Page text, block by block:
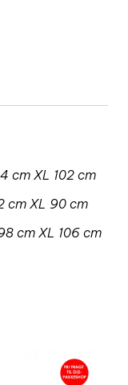
cm XL 102 cm
cm XL 90 cm
cm XL 106 cm